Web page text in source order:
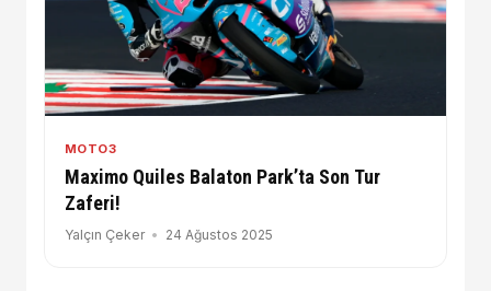
MOTO3
Maximo Quiles Balaton Park’ta Son Tur
Zaferi!
Yalçın Çeker 24 Ağustos 2025